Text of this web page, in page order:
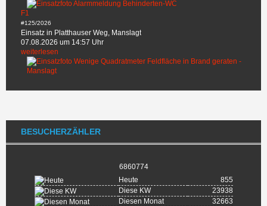
F1
#125/2026
Einsatz in Platthauser Weg, Manslagt
07.08.2026 um 14:57 Uhr
weiterlesen
BESUCHERZÄHLER
6860774
Heute
855
Diese KW
23938
Diesen Monat
32663